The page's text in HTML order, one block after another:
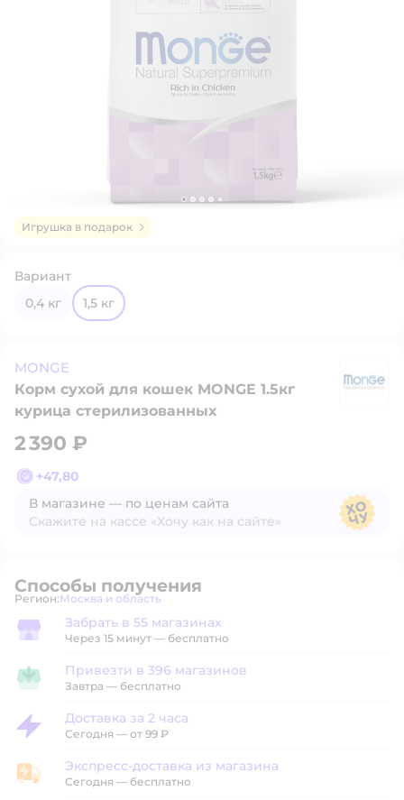
Игрушка в подарок
Вариант
0,4 кг
1,5 кг
MONGE
Корм сухой для кошек MONGE 1.5кг
курица стерилизованных
2 390 ₽
+47,80
В магазине — по ценам сайта
Скажите на кассе «Хочу как на сайте»
Способы получения
Регион: Выбор адреса доставки.
Москва и область
Забрать в магазине
Забрать в 55 магазинах
Через 15 минут — бесплатно
Привезти в магазин
Привезти в 396 магазинов
Завтра — бесплатно
Доставка за 2 часа
Доставка за 2 часа
Сегодня — от 99 ₽
Экспресс-доставка из магазина
Экспресс-доставка из магазина
Сегодня — бесплатно